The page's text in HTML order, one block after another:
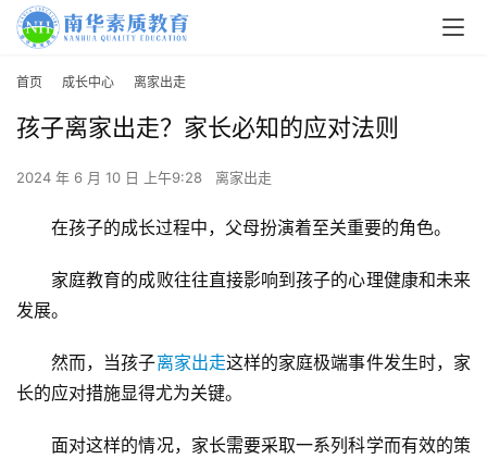
首页 成长中心 离家出走
孩子离家出走？家长必知的应对法则
2024 年 6 月 10 日 上午9:28 离家出走
在孩子的成长过程中，父母扮演着至关重要的角色。
家庭教育的成败往往直接影响到孩子的心理健康和未来
发展。
然而，当孩子离家出走这样的家庭极端事件发生时，家
长的应对措施显得尤为关键。
面对这样的情况，家长需要采取一系列科学而有效的策